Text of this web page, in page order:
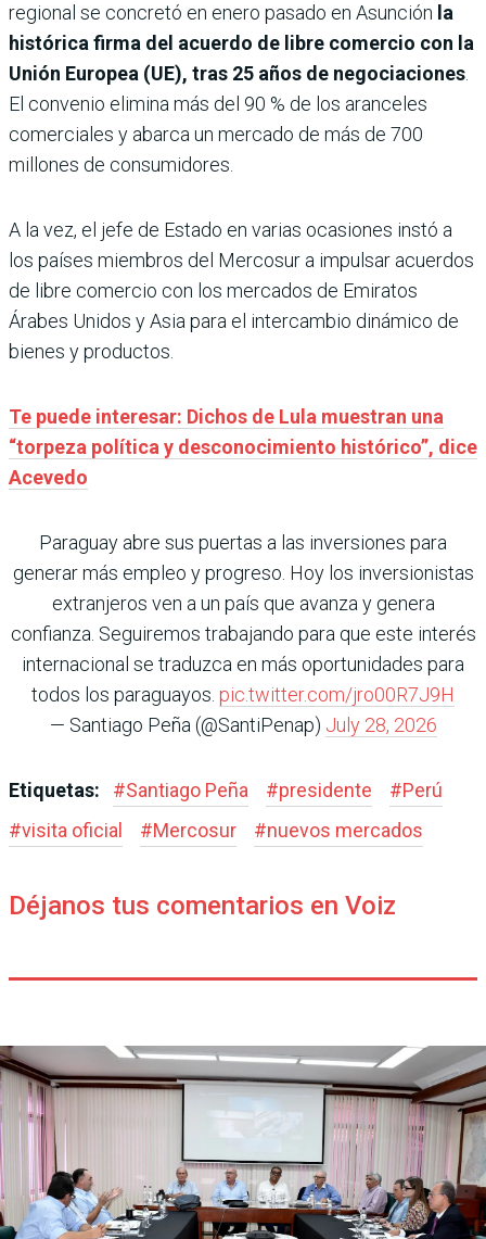
regional se concretó en enero pasado en Asunción la
histórica firma del acuerdo de libre comercio con la
Unión Europea (UE), tras 25 años de negociaciones.
El convenio elimina más del 90 % de los aranceles
comerciales y abarca un mercado de más de 700
millones de consumidores.
A la vez, el jefe de Estado en varias ocasiones instó a
los países miembros del Mercosur a impulsar acuerdos
de libre comercio con los mercados de Emiratos
Árabes Unidos y Asia para el intercambio dinámico de
bienes y productos.
Te puede interesar: Dichos de Lula muestran una
“torpeza política y desconocimiento histórico”, dice
Acevedo
Paraguay abre sus puertas a las inversiones para
generar más empleo y progreso. Hoy los inversionistas
extranjeros ven a un país que avanza y genera
confianza. Seguiremos trabajando para que este interés
internacional se traduzca en más oportunidades para
todos los paraguayos. pic.twitter.com/jro00R7J9H
— Santiago Peña (@SantiPenap) July 28, 2026
Etiquetas: #Santiago Peña #presidente #Perú
#visita oficial #Mercosur #nuevos mercados
Déjanos tus comentarios en Voiz